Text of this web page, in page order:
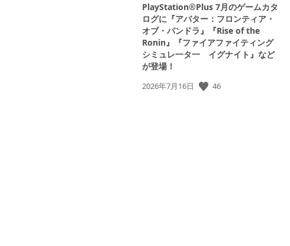
PlayStation®Plus 7月のゲームカタ
ログに『アバター：フロンティア・
オブ・パンドラ』『Rise of the
Ronin』『ファイアファイティング
シミュレ一タ一 イグナイト』など
が登場！
公
2026年7月16日 46